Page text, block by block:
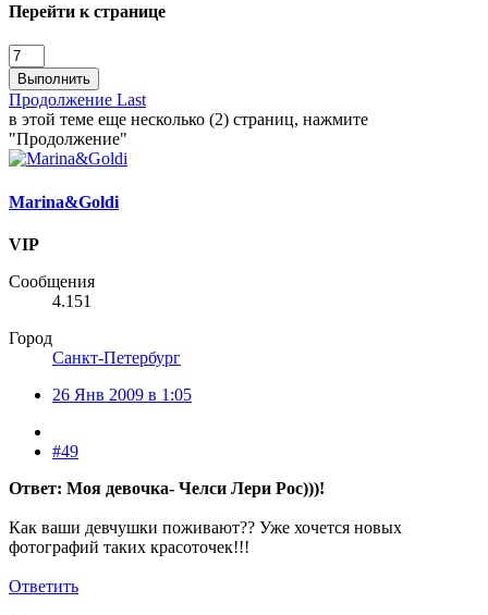
Перейти к странице
Выполнить
Продолжение Last
в этой теме еще несколько (2) страниц, нажмите
"Продолжение"
Marina&Goldi
VIP
Сообщения
4.151
Город
Санкт-Петербург
26 Янв 2009 в 1:05
#49
Ответ: Моя девочка- Челси Лери Рос)))!
Как ваши девчушки поживают?? Уже хочется новых
фотографий таких красоточек!!!
Ответить